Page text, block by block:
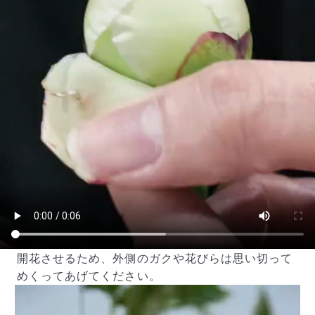
開花させるため、外側のガクや花びらは思い切って
めくってあげてください。